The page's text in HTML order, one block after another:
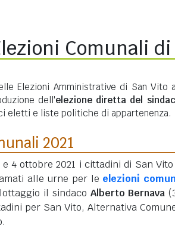
Comunali di
Elezioni Amministrative di San Vito
dell'elezione diretta del
eletti e liste politiche di appartenenza.
2021
e 4 ottobre 2021 i cittadini di San
alle urne per le elezioni
il sindaco Alberto Bernava
per San Vito, Alternativa